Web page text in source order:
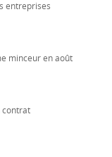
entreprises
minceur en août
contrat